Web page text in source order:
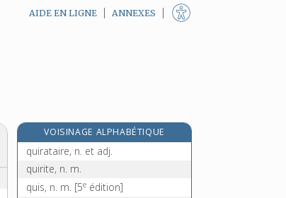
AIDE EN LIGNE ANNEXES
VOISINAGE ALPHABÉTIQUE
quirat, n. m.
quirataire, n. et adj.
quirite, n. m.
quis, n. m. [5e édition]